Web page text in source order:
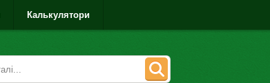
Калькулятори